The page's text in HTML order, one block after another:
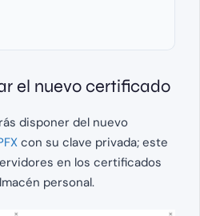
el nuevo certificado
disponer del nuevo
con su clave privada; este
en los certificados
personal.